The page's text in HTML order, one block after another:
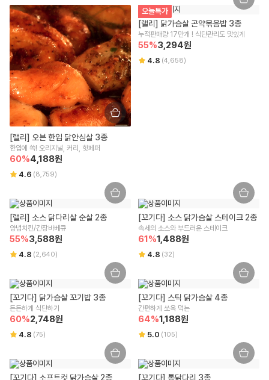
포장단위별 용량(중량), 수량
100g
원재료명 및 함량(농수산물의 원산지 표시에 관한 법률에 따른 원산지 표시 포
함)
상세페이지 하단 참고
영양성분(식품위생법에 따른 영양성분 표시대상 식품에 한함)
상세페이지 하단 참고
유전자변형식품에 해당하는 경우의 표시
해당사항 없음
영유아식 또는 체중조절식품 등에 해당하는 경우 표시광고사전심의필 유무 및
해당사항 없음
수입식품에 해당하는 경우 "식품위생법에 따른 수입신고를 필함"의 문구
해당사항 없음
윙잇 고객센터 : 1599-3108
알레르기 유발물질 표시
상세페이지 하단 참고
사업자등록번호
542-86-00304
본점 주소
(08378) 서울 구로구 디지털로 306 대륭포스트타워2차, 712호
통신판매업신고
2018-서울강남-03300
유통전문판매업 주소
서울특별시 강남구 테헤란로 423, 9층 9493호
전화번호
1599-3108
택배사
CJ대한통운
상품이 표시 광고 내용과 다를 경우, 받으신 날부터 3개월 이내 교환/환불
을 요청하실 수 있습니다.
상품 불량/하자 등이 있을 경우, 문제를 확인할 수 있는 사진 촬영 후 고객
센터로 문의 부탁드립니다.
수령 즉시 확인할 수 있는 문제(누락/파손/냉해 등)은 상품 수령일로부터 7
일 이내 문의 시 도움을 드릴 수 있습니다.
교환/반품 불가 안내
신선/냉장/냉동식품은 단순 변심/주문 착오로 인한 교환/반품 신청이 어렵
습니다.
상품 수령한 날로부터 7일 경과할 경우 단순 변심으로 인한 교환/반품 신
잘못된 보관 방법이나 고객님의 부주의 등으로 인한 오염, 파손, 변질된 경
우 교환/반품 신청이 어렵습니다.
고객님의 사용 또는 일부 소비에 의해 상품의 가치가 훼손된 경우 교환/반
품 신청이 어렵습니다.
고객님이 상품 포장을 개봉하여 사용 또는 설치 완료되어 상품의 가치가
훼손된 경우 (단, 내용 확인을 위한 포장 개봉은 예외) 교환/반품 신청이 어
시간 경과에 따라 상품 등의 가치가 현저히 감소하여 재판매가 불가능한
경우 교환/반품 신청이 어렵습니다.
구매한 상품의 구성품이 누락된 경우(세트 상품, 초특가상품
환/반품은 신청이 어렵습니다.
기타, 상품의 교환, 상품 결함 등의 보상은 소비자분쟁해결기준(공정거래
위원회 고시)에 의해 안내를 드립니다.
교환/반품 방법 안내
리빙/실온 상품에 한 해 받으신 날부터 7일 이내 교환/반품이 가능하며, 윙
잇 또는 위수탁 업체에 문의가 필요합니다.
사이즈/색상/옵션 등 단순 변심/주문 착오로 인한 교환/반품 비용은 고객
부담입니다.
단, 회수된 상품 상태에 따라 교환/반품 가능 여부가 달라질 수 있는 점 양
해 부탁드립니다.
구매 시 선택한 옵션과 수량 또는 프로모션 적용 여부에 따라 교환/반품 배
[랠리] 오븐 한입 닭안심살 3종
한입에 쏙! 오리지널, 커리, 핫페퍼
60%4,188원
4.6 (8,759)
오늘특가
[랠리] 닭가슴살 곤약볶음밥 3종
누적판매량 17만개 ! 식단관리도 맛있게
55%3,294원
4.8 (4,658)
[랠리] 소스 닭다리살 순살 2종
55%3,588원
4.8 (2,640)
[꼬기다] 소스 닭가슴살 스테이크 2종
속세의 소스와 부드러운 스테이크
61%1,488원
4.8 (32)
[꼬기다] 닭가슴살 꼬기밥 3종
든든하게 식단하기
60%2,748원
4.8 (75)
[꼬기다] 스틱 닭가슴살 4종
간편하게 쏘옥 먹는
64%1,188원
5.0 (105)
[꼬기다] 소프트컷 닭가슴살 2종 [꼬기다] 통닭다리 3종